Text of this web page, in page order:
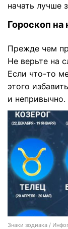
начать лучше
Гороскоп
Прежде чем
Не верьте на
Если что-то
этого
и непривычно.
Знаки зодиака /